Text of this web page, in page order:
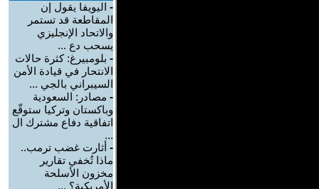
- اليويفا يقول إن
المقاطعة قد تستمر
والاتحاد الإنجليزي
يسحب دع ...
- بلومبيرغ: كثرة حالات
الانتحار في قيادة الأمن
السيبراني بالجي ...
- مصادر: السعودية
وباكستان وتركيا ستوقّع
اتفاقية دفاع مشترك ال
...
- أثارت غضب ترمب..
ماذا تُخفي تقارير
مخزون الأسلحة
الأمريكية؟ ...